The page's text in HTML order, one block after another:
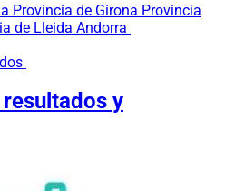
Provincia de Girona Provincia
de Lleida Andorra
y